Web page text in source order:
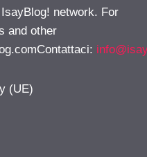
network. For
and other
:
(UE)